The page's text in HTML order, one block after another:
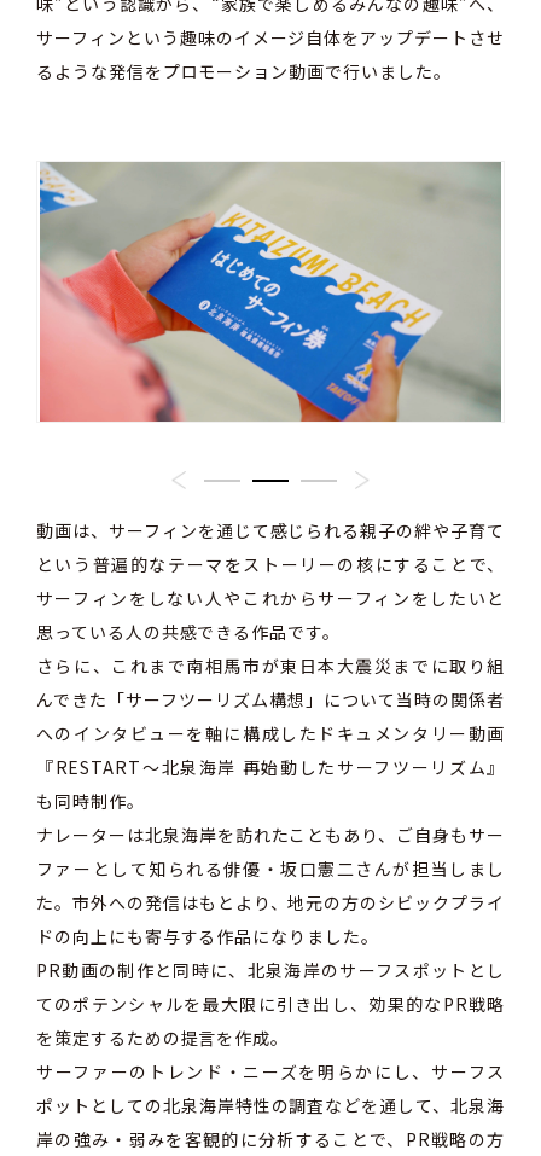
サーフィンという趣味のイメージ自体をアップデートさせ
るような発信をプロモーション動画で行いました。
動画は、サーフィンを通じて感じられる親子の絆や子育て
という普遍的なテーマをストーリーの核にすることで、
サーフィンをしない人やこれからサーフィンをしたいと
思っている人の共感できる作品です。
さらに、これまで南相馬市が東日本大震災までに取り組
んできた「サーフツーリズム構想」について当時の関係者
へのインタビューを軸に構成したドキュメンタリー動画
『RESTART〜北泉海岸 再始動したサーフツーリズム』
も同時制作。
ナレーターは北泉海岸を訪れたこともあり、ご自身もサー
ファーとして知られる俳優・坂口憲二さんが担当しまし
た。市外への発信はもとより、地元の方のシビックプライ
ドの向上にも寄与する作品になりました。
PR動画の制作と同時に、北泉海岸のサーフスポットとし
てのポテンシャルを最大限に引き出し、効果的なPR戦略
を策定するための提言を作成。
サーファーのトレンド・ニーズを明らかにし、サーフス
ポットとしての北泉海岸特性の調査などを通して、北泉海
岸の強み・弱みを客観的に分析することで、PR戦略の方